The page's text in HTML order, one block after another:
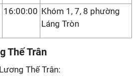
16:00:00 Khóm 1, 7, 8 phường
Láng Tròn
Thế Trân
Thế Trân: